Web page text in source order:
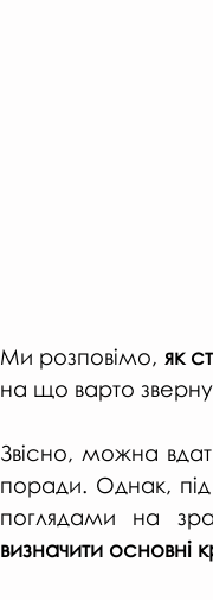
Ми розповімо, як
на що варто
Звісно, можна
поради. Однак,
визначити основні